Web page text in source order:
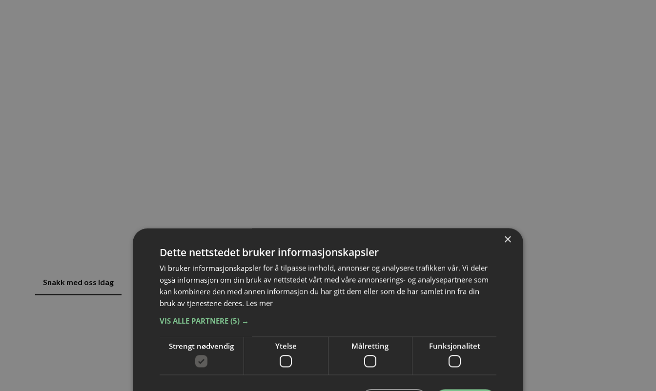
ELEKTRISKE
Snakk med oss idag
×
Dette nettstedet bruker informasjonskapsler
Vi bruker informasjonskapsler for å tilpasse innhold, annonser og analysere trafikken vår. Vi deler
også informasjon om din bruk av nettstedet vårt med våre annonserings- og analysepartnere som
kan kombinere den med annen informasjon du har gitt dem eller som de har samlet inn fra din
bruk av tjenestene deres. Les mer
VIS ALLE PARTNERE (5) →
Strengt nødvendig Ytelse Målretting Funksjonalitet